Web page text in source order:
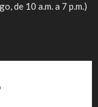
de 10 a.m. a 7 p.m.)